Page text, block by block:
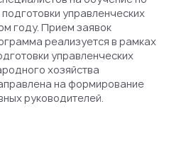
управленческих
году. Прием заявок
реализуется в рамках
управленческих
хозяйства
на формирование
руководителей.